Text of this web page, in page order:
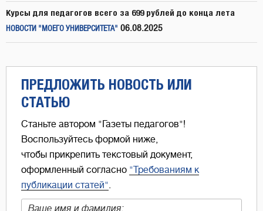
Курсы для педагогов всего за 699 рублей до конца лета
НОВОСТИ "МОЕГО УНИВЕРСИТЕТА" 06.08.2025
ПРЕДЛОЖИТЬ НОВОСТЬ ИЛИ
СТАТЬЮ
Станьте автором "Газеты педагогов"!
Воспользуйтесь формой ниже,
чтобы прикрепить текстовый документ,
оформленный согласно "Требованиям к
публикации статей"